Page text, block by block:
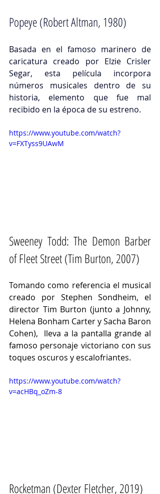
Popeye (Robert Altman, 1980)
Basada en el famoso marinero de
caricatura creado por Elzie Crisler
Segar, esta película incorpora
números musicales dentro de su
historia, elemento que fue mal
recibido en la época de su estreno.
https://www.youtube.com/watch?
v=FXTyss9UAwM
Sweeney Todd: The Demon Barber
of Fleet Street (Tim Burton, 2007)
Tomando como referencia el musical
creado por Stephen Sondheim, el
director Tim Burton (junto a Johnny,
Helena Bonham Carter y Sacha Baron
Cohen),  lleva a la pantalla grande al
famoso personaje victoriano con sus
toques oscuros y escalofriantes.
https://www.youtube.com/watch?
v=acHBq_oZm-8
Rocketman (Dexter Fletcher, 2019)